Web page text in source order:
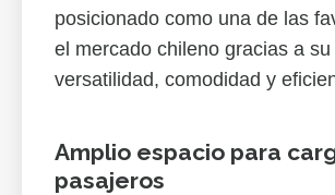
posicionado como una de las
el mercado chileno gracias a su
versatilidad, comodidad y
Amplio espacio para
pasajeros